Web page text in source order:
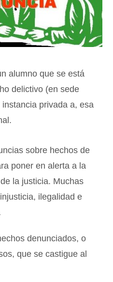
alumno que se está
delictivo (en sede
privada a, esa
sobre hechos de
poner en alerta a la
la justicia. Muchas
ilegalidad e
denunciados, o
que se castigue al